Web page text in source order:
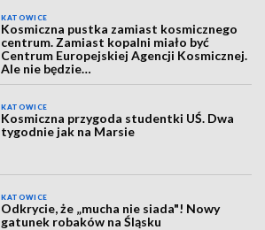
KATOWICE
Kosmiczna pustka zamiast kosmicznego
centrum. Zamiast kopalni miało być
Centrum Europejskiej Agencji Kosmicznej.
Ale nie będzie…
KATOWICE
Kosmiczna przygoda studentki UŚ. Dwa
tygodnie jak na Marsie
KATOWICE
Odkrycie, że „mucha nie siada"! Nowy
gatunek robaków na Śląsku